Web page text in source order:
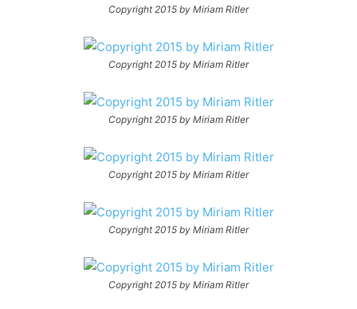
Copyright 2015 by Miriam Ritler
Copyright 2015 by Miriam Ritler
Copyright 2015 by Miriam Ritler
Copyright 2015 by Miriam Ritler
Copyright 2015 by Miriam Ritler
Copyright 2015 by Miriam Ritler